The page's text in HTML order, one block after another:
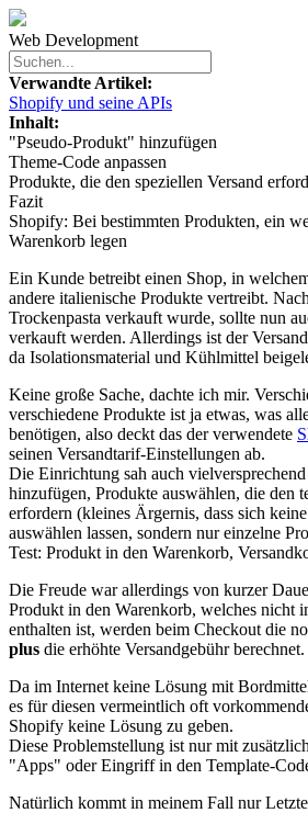
Web Development
Verwandte Artikel:
Shopify und seine APIs
Inhalt:
"Pseudo-Produkt" hinzufügen
Theme-Code anpassen
Produkte, die den speziellen Versand
Fazit
Shopify: Bei bestimmten Produkten, ein
Warenkorb legen
Ein Kunde betreibt einen Shop, in
andere italienische Produkte vertreibt.
Trockenpasta verkauft wurde, sollte nun
verkauft werden. Allerdings ist der
da Isolationsmaterial und Kühlmittel
Keine große Sache, dachte ich mir.
verschiedene Produkte ist ja etwas, was
benötigen, also deckt das der verwendete
seinen Versandtarif-Einstellungen ab.
Die Einrichtung sah auch
hinzufügen, Produkte auswählen, die den
erfordern (kleines Ärgernis, dass sich
auswählen lassen, sondern nur einzelne
Test: Produkt in den Warenkorb,
Die Freude war allerdings von kurzer
Produkt in den Warenkorb, welches nicht
enthalten ist, werden beim Checkout die
plus die erhöhte Versandgebühr berechnet.
Da im Internet keine Lösung mit
es für diesen vermeintlich oft
Shopify keine Lösung zu geben.
Diese Problemstellung ist nur mit
"Apps" oder Eingriff in den Template-
Natürlich kommt in meinem Fall nur